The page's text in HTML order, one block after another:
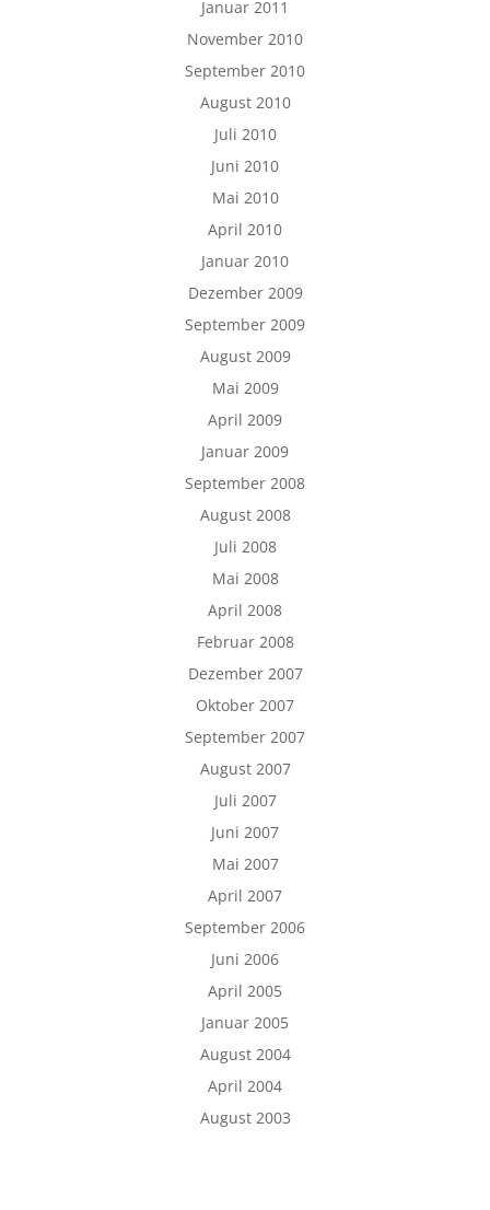
Januar 2011
November 2010
September 2010
August 2010
Juli 2010
Juni 2010
Mai 2010
April 2010
Januar 2010
Dezember 2009
September 2009
August 2009
Mai 2009
April 2009
Januar 2009
September 2008
August 2008
Juli 2008
Mai 2008
April 2008
Februar 2008
Dezember 2007
Oktober 2007
September 2007
August 2007
Juli 2007
Juni 2007
Mai 2007
April 2007
September 2006
Juni 2006
April 2005
Januar 2005
August 2004
April 2004
August 2003